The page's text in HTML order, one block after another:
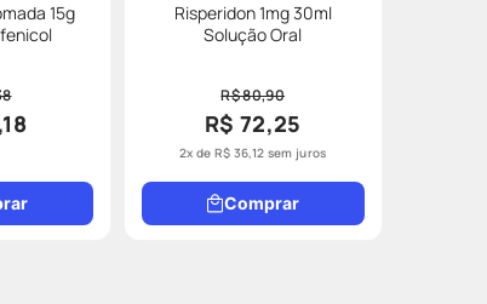
15g
Risperidon 1mg 30ml
Solução Oral
R$ 80,90
R$ 72,25
2x de R$ 36,12 sem juros
Comprar